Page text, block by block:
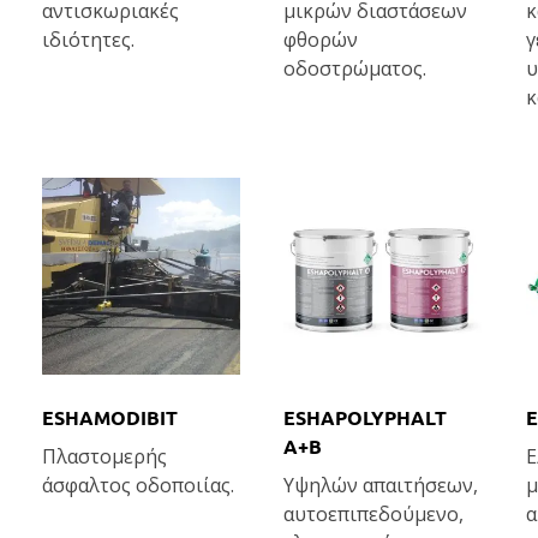
αντισκωριακές
ιδιότητες.
μικρών διαστάσεων
φθορών
οδοστρώματος.
ESHAMODIBIT
Πλαστομερής
άσφαλτος οδοποιίας.
ESHAPOLYPHALT
A+B
Υψηλών απαιτήσεων,
αυτοεπιπεδούμενο,